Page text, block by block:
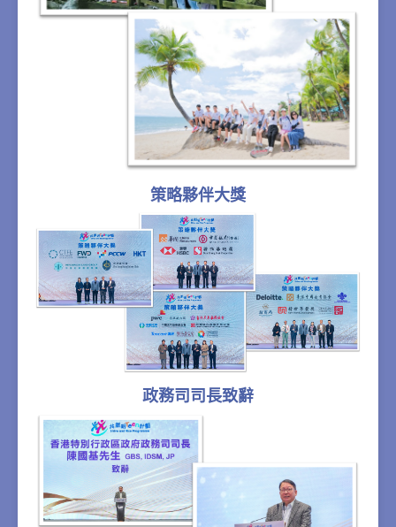
策略夥伴大獎
政務司司長致辭